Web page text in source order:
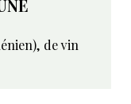
de vin